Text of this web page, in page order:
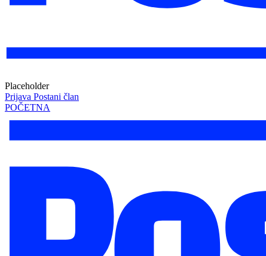
Placeholder
Prijava Postani član
POČETNA